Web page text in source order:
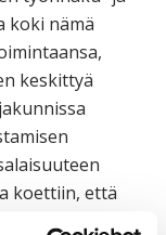
koki nämä
keskittyä
koettiin, että